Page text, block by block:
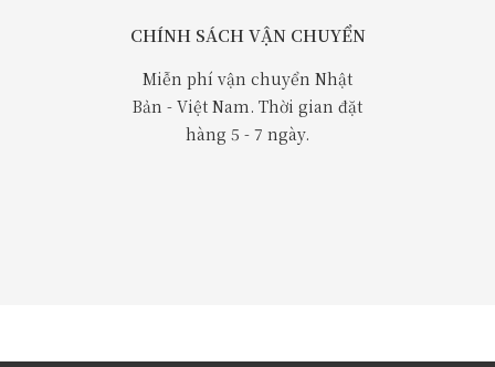
CHÍNH SÁCH VẬN CHUYỂN
Miễn phí vận chuyển Nhật
Bản - Việt Nam. Thời gian đặt
hàng 5 - 7 ngày.